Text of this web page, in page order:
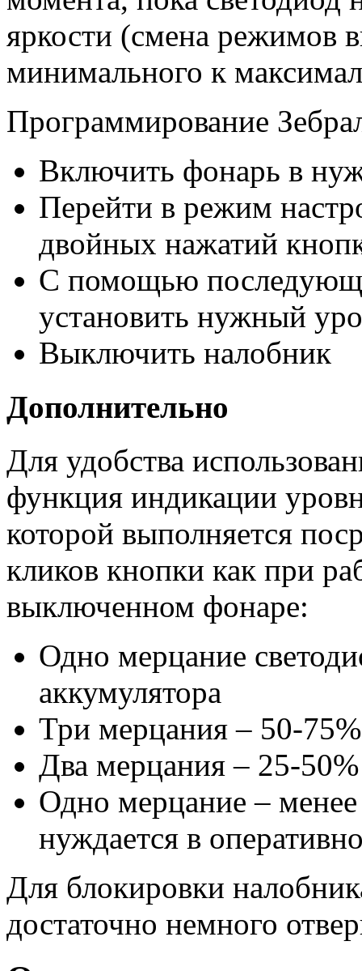
яркости (смена режимов
минимального к
Программирование
Включить фонарь в
Перейти в режим
двойных нажатий
С помощью
установить нужный
Выключить налобник
Дополнительно
Для удобства
функция индикации
которой выполняется
кликов кнопки как при
выключенном фонаре:
Одно мерцание
аккумулятора
Три мерцания – 50-75%
Два мерцания – 25-50%
Одно мерцание – менее
нуждается в
Для блокировки
достаточно немного